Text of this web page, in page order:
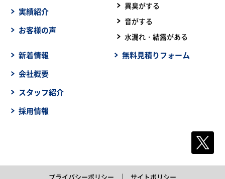
実績紹介
お客様の声
異臭がする
音がする
水漏れ・結露がある
新着情報
会社概要
スタッフ紹介
採用情報
無料見積りフォーム
プライバシーポリシー サイトポリシー